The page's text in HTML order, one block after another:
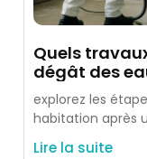
Quels
dégât des
explorez les
habitation après
Lire la suite